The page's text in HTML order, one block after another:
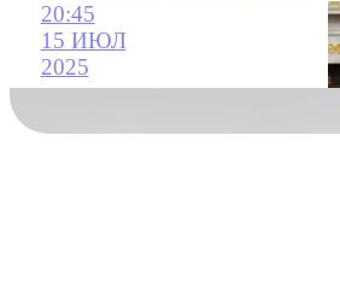
20:45
15 ИЮЛ
2025